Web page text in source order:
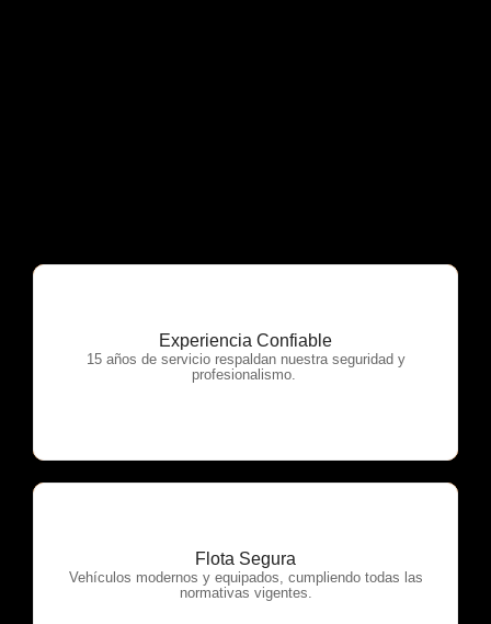
Experiencia Confiable
15 años de servicio respaldan nuestra seguridad y
profesionalismo.
OTP Servicios
Flota Segura
Vehículos modernos y equipados, cumpliendo todas las
normativas vigentes.
OTP Servicios